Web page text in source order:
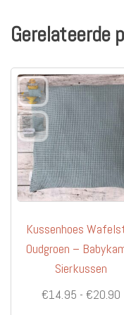
Gerelateerde
Kussenhoes
Oudgroen –
Sierkussen
€14.95 - €20.90